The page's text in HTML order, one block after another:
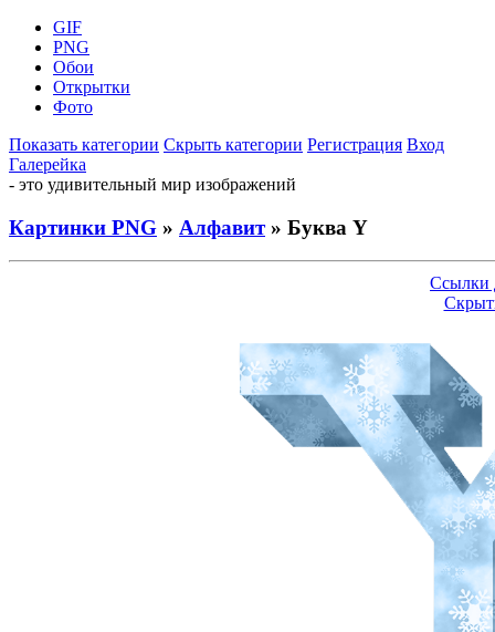
GIF
PNG
Обои
Открытки
Фото
Показать категории Скрыть категории Регистрация Вход
Галерейка
- это удивительный мир изображений
Картинки PNG » Алфавит» Буква Y
Ссылки